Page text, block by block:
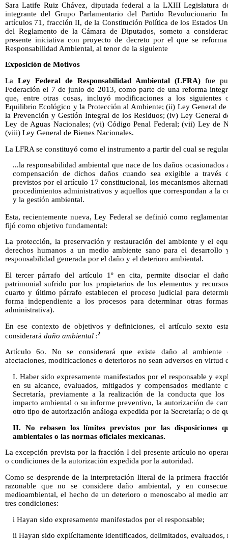
Sara Latife Ruiz Chávez, diputada federal a la LXIII Legislatura
integrante del Grupo Parlamentario del Partido Revolucionario
artículos 71, fracción II, de la Constitución Política de los Estados
del Reglamento de la Cámara de Diputados, someto a
presente iniciativa con proyecto de decreto por el que se
Responsabilidad Ambiental, al tenor de la siguiente
Exposición de Motivos
La Ley Federal de Responsabilidad Ambiental (LFRA) fue
Federación el 7 de junio de 2013, como parte de una reforma
que, entre otras cosas, incluyó modificaciones a los siguientes
Equilibrio Ecológico y la Protección al Ambiente; (ii) Ley General
la Prevención y Gestión Integral de los Residuos; (iv) Ley General
Ley de Aguas Nacionales; (vi) Código Penal Federal; (vii) Ley de
(viii) Ley General de Bienes Nacionales.
La LFRA se constituyó como el instrumento a partir del cual se
...la responsabilidad ambiental que nace de los daños
compensación de dichos daños cuando sea exigible a través
previstos por el artículo 17 constitucional, los mecanismos
procedimientos administrativos y aquellos que correspondan a la
y la gestión ambiental.
Esta, recientemente nueva, Ley Federal se definió como
fijó como objetivo fundamental:
La protección, la preservación y restauración del ambiente y el
derechos humanos a un medio ambiente sano para el
responsabilidad generada por el daño y el deterioro ambiental.
El tercer párrafo del artículo 1º en cita, permite disociar el
patrimonial sufrido por los propietarios de los elementos y
cuarto y último párrafo establecen el proceso judicial para
forma independiente a los procesos para determinar otras
administrativa).
En ese contexto de objetivos y definiciones, el artículo sexto
considerará daño ambiental :2
Artículo 6o. No se considerará que existe daño al ambiente
afectaciones, modificaciones o deterioros no sean adversos en virtud
I. Haber sido expresamente manifestados por el responsable y
en su alcance, evaluados, mitigados y compensados mediante
Secretaría, previamente a la realización de la conducta que
impacto ambiental o su informe preventivo, la autorización de
otro tipo de autorización análoga expedida por la Secretaría; o de
II. No rebasen los límites previstos por las disposiciones
ambientales o las normas oficiales mexicanas.
La excepción prevista por la fracción I del presente artículo no
o condiciones de la autorización expedida por la autoridad.
Como se desprende de la interpretación literal de la primera
razonable que no se considere daño ambiental, y en
medioambiental, el hecho de un deterioro o menoscabo al medio
tres condiciones:
i Hayan sido expresamente manifestados por el responsable;
ii Hayan sido explícitamente identificados, delimitados, evaluados,